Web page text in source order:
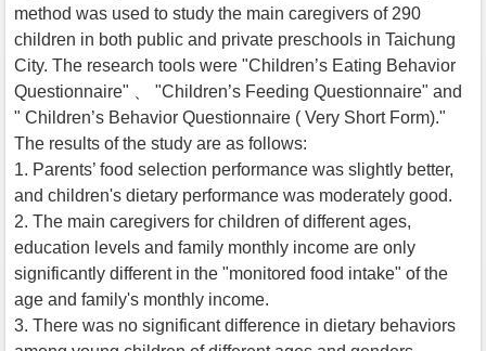
method was used to study the main caregivers of 290
children in both public and private preschools in Taichung
City. The research tools were "Children’s Eating Behavior
Questionnaire" 、 "Children’s Feeding Questionnaire" and
" Children’s Behavior Questionnaire ( Very Short Form)."
The results of the study are as follows:
1. Parents’ food selection performance was slightly better,
and children's dietary performance was moderately good.
2. The main caregivers for children of different ages,
education levels and family monthly income are only
significantly different in the "monitored food intake" of the
age and family's monthly income.
3. There was no significant difference in dietary behaviors